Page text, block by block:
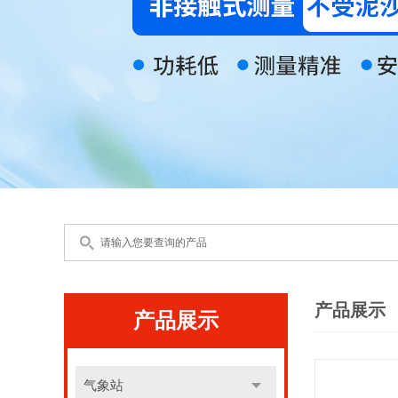
产品展示
气象站
产品展示